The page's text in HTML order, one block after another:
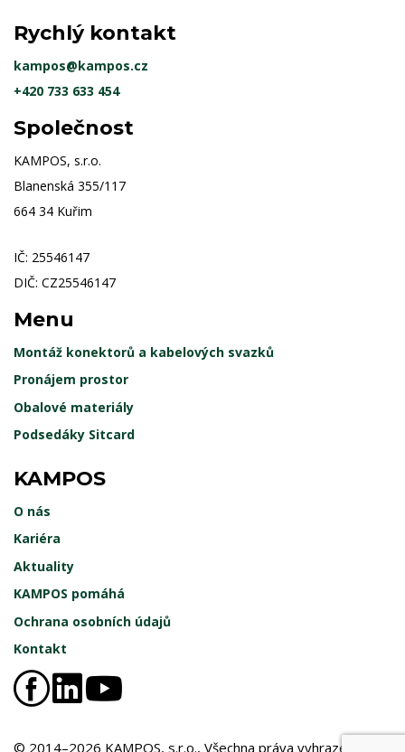
Rychlý kontakt
kampos@kampos.cz
+420 733 633 454
Společnost
KAMPOS, s.r.o.
Blanenská 355/117
664 34 Kuřim
IČ: 25546147
DIČ: CZ25546147
Menu
Montáž konektorů a kabelových svazků
Pronájem prostor
Obalové materiály
Podsedáky Sitcard
KAMPOS
O nás
Kariéra
Aktuality
KAMPOS pomáhá
Ochrana osobních údajů
Kontakt
© 2014–2026 KAMPOS, s.r.o., Všechna práva vyhrazena.